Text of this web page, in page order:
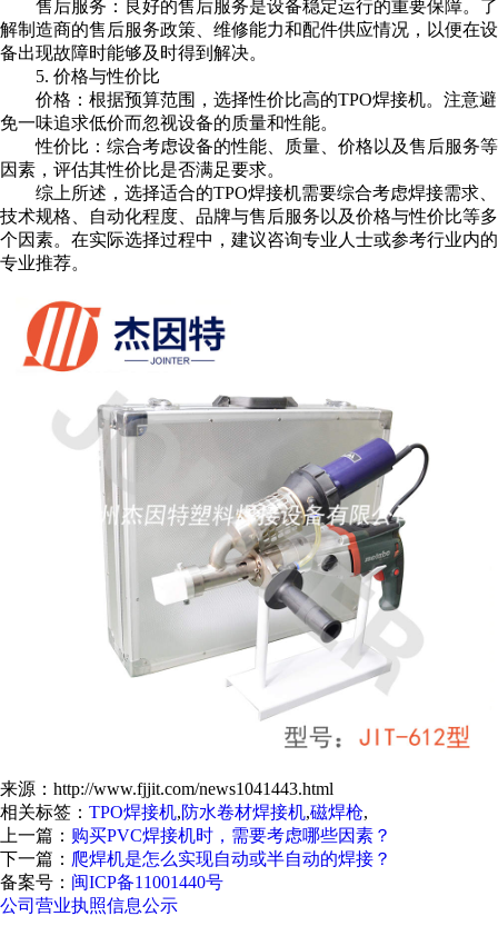
售后服务：良好的售后服务是设备稳定运行的重要保障。了
解制造商的售后服务政策、维修能力和配件供应情况，以便在设
备出现故障时能够及时得到解决。
5. 价格与性价比
价格：根据预算范围，选择性价比高的TPO焊接机。注意避
免一味追求低价而忽视设备的质量和性能。
性价比：综合考虑设备的性能、质量、价格以及售后服务等
因素，评估其性价比是否满足要求。
综上所述，选择适合的TPO焊接机需要综合考虑焊接需求、
技术规格、自动化程度、品牌与售后服务以及价格与性价比等多
个因素。在实际选择过程中，建议咨询专业人士或参考行业内的
专业推荐。
来源：http://www.fjjit.com/news1041443.html
相关标签： TPO焊接机,防水卷材焊接机,磁焊枪,
上一篇： 购买PVC焊接机时，需要考虑哪些因素？
下一篇： 爬焊机是怎么实现自动或半自动的焊接？
备案号： 闽ICP备11001440号
公司营业执照信息公示